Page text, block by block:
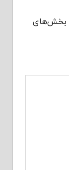
بخش‌های